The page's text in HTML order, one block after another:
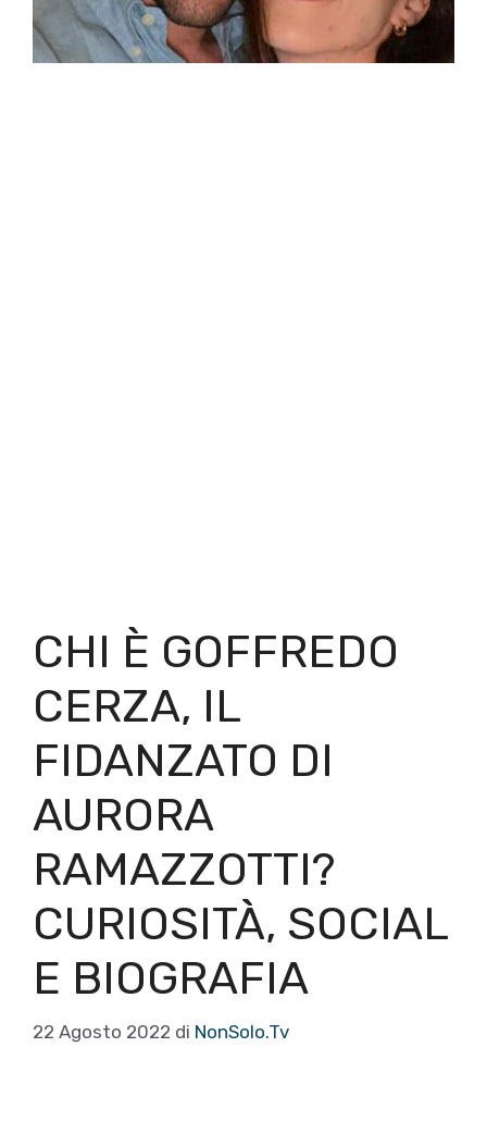
CHI È GOFFREDO
CERZA, IL
FIDANZATO DI
AURORA
RAMAZZOTTI?
CURIOSITÀ, SOCIAL
E BIOGRAFIA
22 Agosto 2022 di NonSolo.Tv